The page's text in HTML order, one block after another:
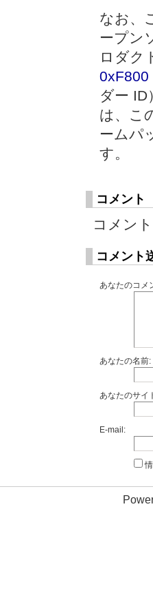
なお、
ープン
ロダク
0xF800
ダー ID
は、こ
ームパ
す。
コメント
コメン
コメント
あなたのコメ
あなたの名前:
あなたのサイ
E-mail: